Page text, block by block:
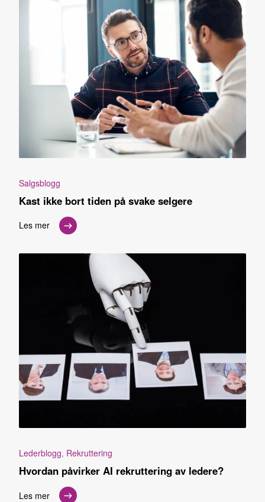
Salgsblogg
Kast ikke bort tiden på svake selgere
Les mer
Lederblogg, Rekruttering
Hvordan påvirker AI rekruttering av ledere?
Les mer